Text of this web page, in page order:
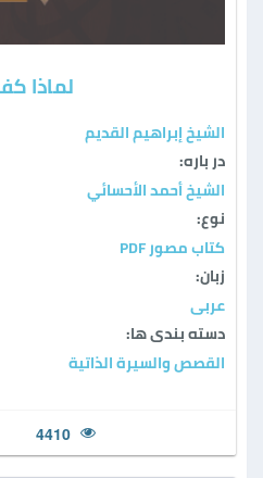
لماذا
الشيخ إبراهيم القديم
در باره:
الشيخ أحمد الأحسائي
نوع:
كتاب مصور PDF
زبان:
عربی
دسته بندی ها:
القصص والسيرة الذاتية
4410